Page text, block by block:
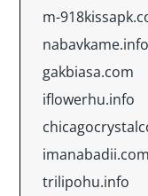
m-
nabavkame.info
gakbiasa.com
iflowerhu.info
imanabadii.com
trilipohu.info